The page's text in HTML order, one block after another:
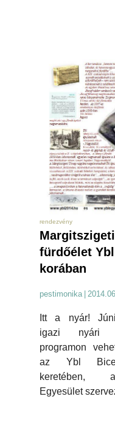
rendezvény
Margitszigeti
fürdőélet Ybl
korában
pestimonika
Itt a nyár!
igazi nyári
programon
az Ybl
keretében,
Egyesület